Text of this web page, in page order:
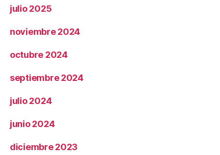
julio 2025
noviembre 2024
octubre 2024
septiembre 2024
julio 2024
junio 2024
diciembre 2023